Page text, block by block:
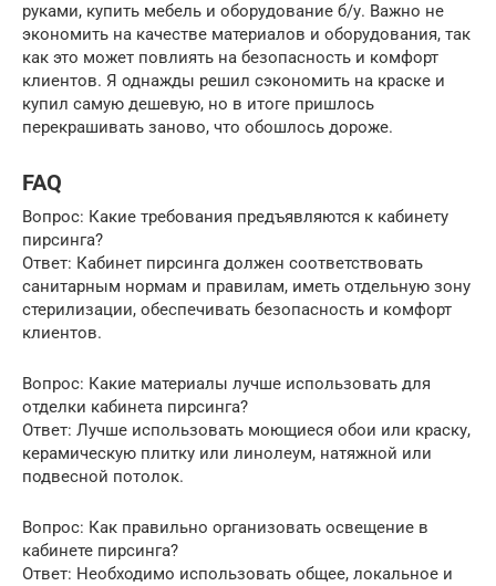
руками, купить мебель и оборудование б/у. Важно не
экономить на качестве материалов и оборудования, так
как это может повлиять на безопасность и комфорт
клиентов. Я однажды решил сэкономить на краске и
купил самую дешевую, но в итоге пришлось
перекрашивать заново, что обошлось дороже.
FAQ
Вопрос: Какие требования предъявляются к кабинету
пирсинга?
Ответ: Кабинет пирсинга должен соответствовать
санитарным нормам и правилам, иметь отдельную зону
стерилизации, обеспечивать безопасность и комфорт
клиентов.
Вопрос: Какие материалы лучше использовать для
отделки кабинета пирсинга?
Ответ: Лучше использовать моющиеся обои или краску,
керамическую плитку или линолеум, натяжной или
подвесной потолок.
Вопрос: Как правильно организовать освещение в
кабинете пирсинга?
Ответ: Необходимо использовать общее, локальное и